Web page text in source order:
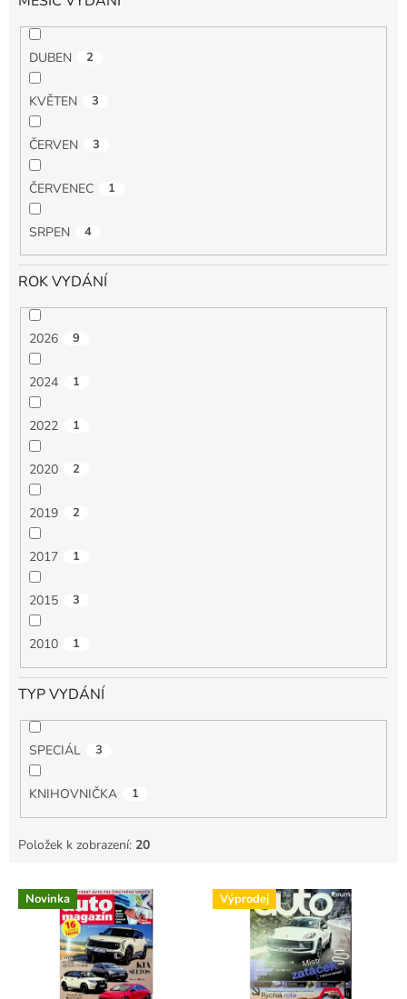
DUBEN 2
KVĚTEN 3
ČERVEN 3
ČERVENEC 1
SRPEN 4
ROK VYDÁNÍ
2026 9
2024 1
2022 1
2020 2
2019 2
2017 1
2015 3
2010 1
TYP VYDÁNÍ
SPECIÁL 3
KNIHOVNIČKA 1
Položek k zobrazení: 20
V Novinka Výprodej